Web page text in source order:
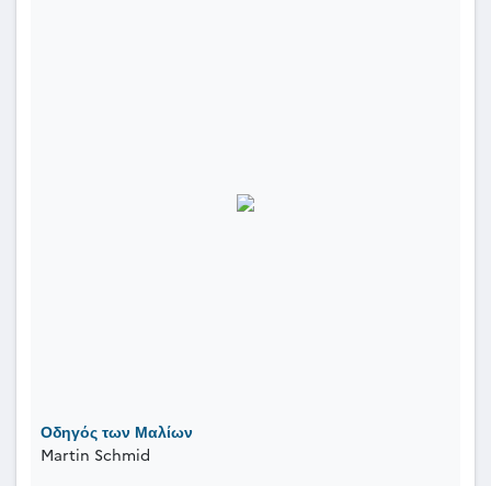
Οδηγός των Μαλίων
Martin Schmid